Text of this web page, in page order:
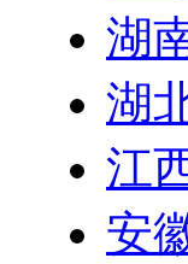
湖
湖
江
安